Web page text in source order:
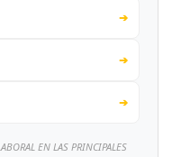
➔
➔
➔
EN LAS PRINCIPALES